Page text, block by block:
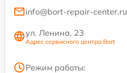
info@bort-repair-center.ru
ул. Ленина, 23
Адрес сервисного центра Bort
Режим работы: